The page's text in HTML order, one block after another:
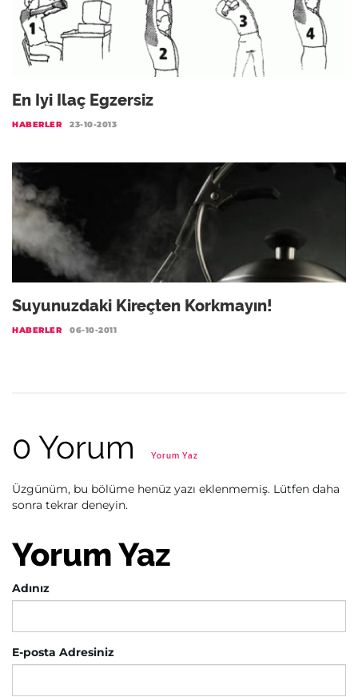
En Iyi Ilaç Egzersiz
HABERLER 23-10-2013
Suyunuzdaki Kireçten Korkmayın!
HABERLER 06-10-2011
0 Yorum Yorum Yaz
Üzgünüm, bu bölüme henüz yazı eklenmemiş. Lütfen daha
sonra tekrar deneyin.
Yorum Yaz
Adınız
E-posta Adresiniz